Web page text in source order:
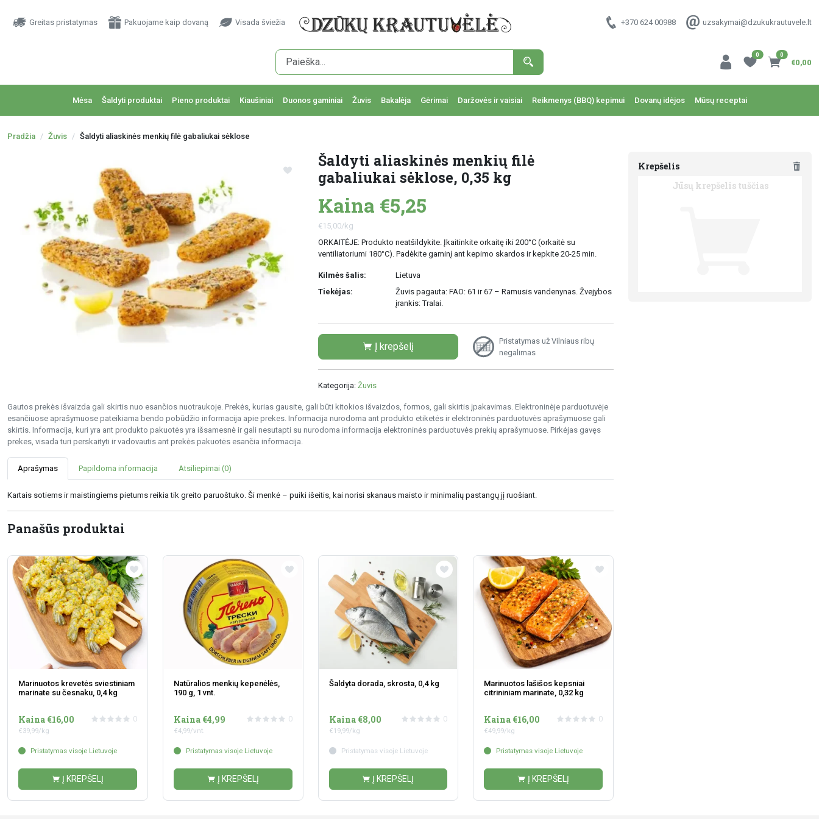
Greitas pristatymas Pakuojame kaip dovaną Visada šviežia +370 624 00988 uzsakymai@dzukukrautuvele.lt
0 0
€0,00
Mėsa Šaldyti produktai Pieno produktai Kiaušiniai Duonos gaminiai Žuvis Bakalėja Gėrimai Daržovės ir vaisiai Reikmenys (BBQ) kepimui Dovanų idėjos Mūsų receptai
Pradžia Žuvis Šaldyti aliaskinės menkių filė gabaliukai sėklose
Šaldyti aliaskinės menkių filė
gabaliukai sėklose, 0,35 kg
Kaina €5,25
€15,00/kg
ORKAITĖJE: Produkto neatšildykite. Įkaitinkite orkaitę iki 200°C (orkaitė su
ventiliatoriumi 180°C). Padėkite gaminį ant kepimo skardos ir kepkite 20-25 min.
Kilmės šalis:
Lietuva
Tiekėjas:
Žuvis pagauta: FAO: 61 ir 67 – Ramusis vandenynas. Žvejybos
įrankis: Tralai.
Į krepšelį
Pristatymas už Vilniaus ribų
negalimas
Kategorija: Žuvis
Gautos prekės išvaizda gali skirtis nuo esančios nuotraukoje. Prekės, kurias gausite, gali būti kitokios išvaizdos, formos, gali skirtis įpakavimas. Elektroninėje parduotuvėje
esančiuose aprašymuose pateikiama bendo pobūdžio informacija apie prekes. Informacija nurodoma ant produkto etiketės ir elektroninės parduotuvės aprašymuose gali
skirtis. Informacija, kuri yra ant produkto pakuotės yra išsamesnė ir gali nesutapti su nurodoma informacija elektroninės parduotuvės prekių aprašymuose. Pirkėjas gavęs
prekes, visada turi perskaityti ir vadovautis ant prekės pakuotės esančia informacija.
Aprašymas Papildoma informacija Atsiliepimai (0)
Kartais sotiems ir maistingiems pietums reikia tik greito paruoštuko. Ši menkė – puiki išeitis, kai norisi skanaus maisto ir minimalių pastangų jį ruošiant.
Panašūs produktai
Marinuotos krevetės sviestiniam
marinate su česnaku, 0,4 kg
Kaina €16,00
€39,99/kg
0
Pristatymas visoje Lietuvoje
Į KREPŠELĮ
Natūralios menkių kepenėlės,
190 g, 1 vnt.
Kaina €4,99
€4,99/vnt.
0
Pristatymas visoje Lietuvoje
Į KREPŠELĮ
Šaldyta dorada, skrosta, 0,4 kg
Kaina €8,00
€19,99/kg
0
Pristatymas visoje Lietuvoje
Į KREPŠELĮ
Marinuotos lašišos kepsniai
citrininiam marinate, 0,32 kg
Kaina €16,00
€49,99/kg
0
Pristatymas visoje Lietuvoje
Į KREPŠELĮ
Krepšelis
Jūsų krepšelis tuščias